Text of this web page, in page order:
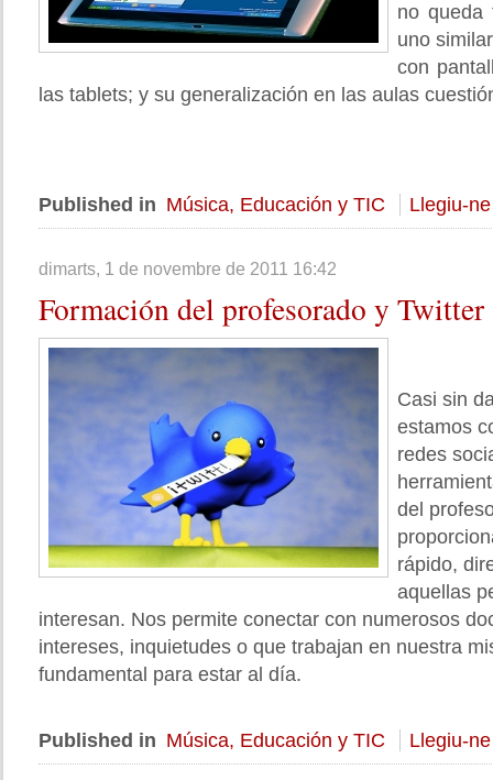
no queda
uno
con
las tablets; y su generalización en las aulas
Published in Música, Educación y TIC Llegiu-
dimarts, 1 de novembre de 2011 16:42
Formacióndel profesorado y Twitter
Casi sin
estamos
redes
del
rápido,
aquellas
interesan. Nos permite conectar con numerosos
intereses, inquietudes o que trabajan en nuestra
fundamental para estar al día.
Published in Música, Educación y TIC Llegiu-